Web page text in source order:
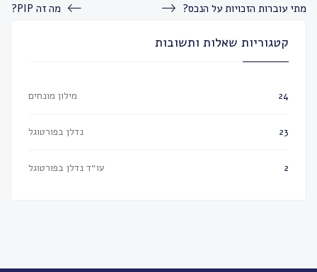
מה זה PIP?
מתי עוברות הזכויות על הנכס?
קטגוריות שאלות ותשובות
מילון מונחים 24
נדלן בפורטוגל 23
עו״ד נדלן בפורטוגל 2